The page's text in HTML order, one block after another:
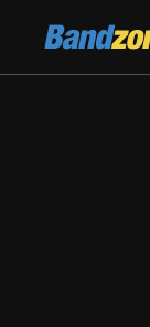
Bandzone.cz
žijeme hudbou